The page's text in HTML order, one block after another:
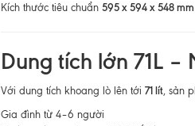
Kích thước tiêu chuẩn 595 x 594 x 548 mm
Dung tích lớn 71L
Với dung tích khoang lò lên tới 71 lít, sản
Gia đình từ 4–6 người